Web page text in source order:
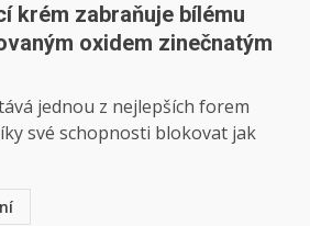
krém zabraňuje bílému
oxidem zinečnatým
jednou z nejlepších forem
své schopnosti blokovat jak